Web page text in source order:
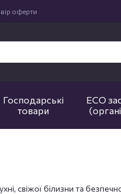
оферти
Господарські
товари
ECO
свіжої білизни та